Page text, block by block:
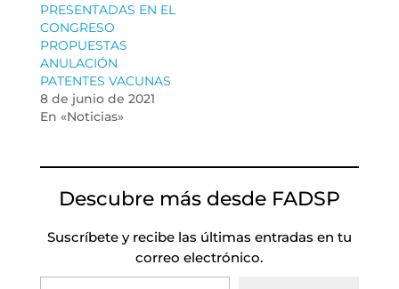
PRESENTADAS EN EL
CONGRESO
PROPUESTAS
ANULACIÓN
PATENTES VACUNAS
8 de junio de 2021
En «Noticias»
Descubre más desde FADSP
Suscríbete y recibe las últimas entradas en tu
correo electrónico.
Escribe tu correo electrónico…